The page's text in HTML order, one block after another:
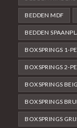
BEDDEN MDF
BEDDEN
BOXSPRINGS 1-
BOXSPRINGS 2-
BOXSPRINGS
BOXSPRINGS
BOXSPRINGS